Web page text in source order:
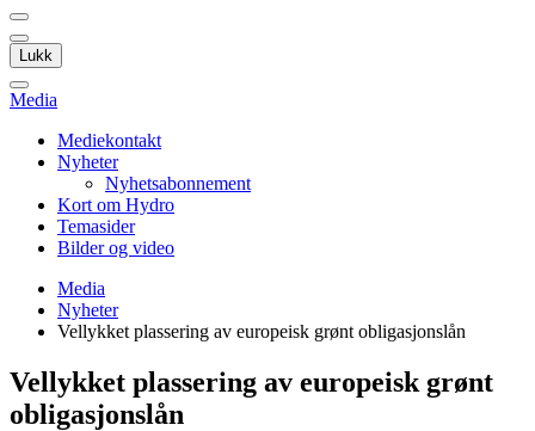
Lukk
Media
Mediekontakt
Nyheter
Nyhetsabonnement
Kort om Hydro
Temasider
Bilder og video
Media
Nyheter
Vellykket plassering av europeisk grønt obligasjonslån
Vellykket plassering av europeisk grønt
obligasjonslån